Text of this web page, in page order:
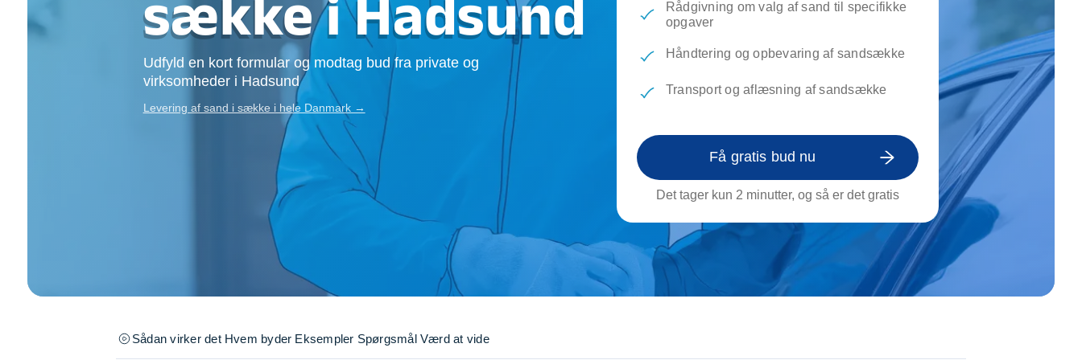
Opsætning af skillevæg
Rengøring
Reparation af tagrende
Tømrer
Træfældning
Transport af genstande
TV installation og opsætning
Udflytnings rengøring
Underholdning
Vinduespudsning
Se alle...
sække i Hadsund
Udfyld en kort formular og modtag bud fra private og
virksomheder i Hadsund
Levering af sand i sække i hele Danmark →
Rådgivning om valg af sand til specifikke
opgaver
Håndtering og opbevaring af sandsække
Transport og aflæsning af sandsække
Få gratis bud nu
Det tager kun 2 minutter, og så er det gratis
Sådan virker det Hvem byder Eksempler Spørgsmål Værd at vide